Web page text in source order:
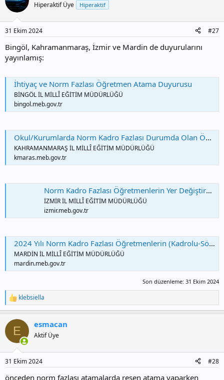
Hiperaktif Üye Hiperaktif
31 Ekim 2024 #27
Bingöl, Kahramanmaraş, İzmir ve Mardin de duyurularını
yayınlamış:
İhtiyaç ve Norm Fazlası Öğretmen Atama Duyurusu
BİNGÖL İL MİLLÎ EĞİTİM MÜDÜRLÜĞÜ
bingol.meb.gov.tr
Okul/Kurumlarda Norm Kadro Fazlası Durumda Olan Öğretmenlerin İhtiyaç Olan Eğitim Kurumlarına Atama Duyurusu
KAHRAMANMARAŞ İL MİLLÎ EĞİTİM MÜDÜRLÜĞÜ
kmaras.meb.gov.tr
Norm Kadro Fazlası Öğretmenlerin Yer Değiştirme İşlemlerine İlişkin Duyuru
İZMİR İL MİLLÎ EĞİTİM MÜDÜRLÜĞÜ
izmir.meb.gov.tr
2024 Yılı Norm Kadro Fazlası Öğretmenlerin (Kadrolu-Sözleşmeli) Atama Duyurusu
MARDİN İL MİLLÎ EĞİTİM MÜDÜRLÜĞÜ
mardin.meb.gov.tr
Son düzenleme: 31 Ekim 2024
T
e
k
l
klebsiella
E esmacan
Aktif Üye
31 Ekim 2024 #28
önceden norm fazlası atamalarda resen atama yaparken